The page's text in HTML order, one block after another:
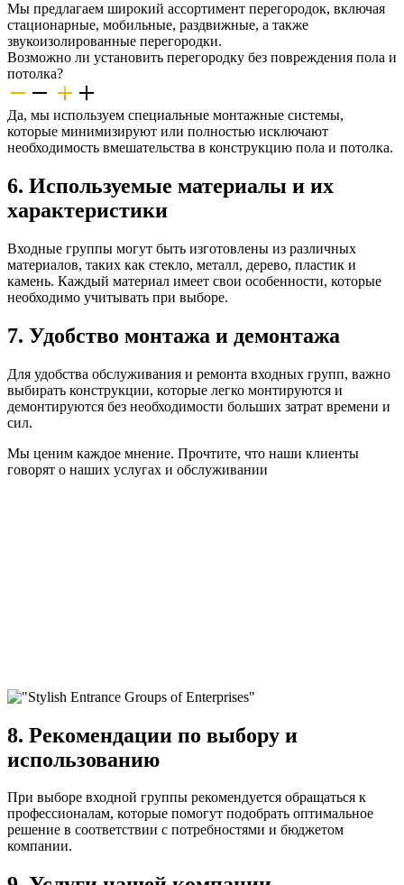
Мы предлагаем широкий ассортимент перегородок, включая
стационарные, мобильные, раздвижные, а также
звукоизолированные перегородки.
Возможно ли установить перегородку без повреждения пола и
потолка?
Да, мы используем специальные монтажные системы,
которые минимизируют или полностью исключают
необходимость вмешательства в конструкцию пола и потолка.
6. Используемые материалы и их
характеристики
Входные группы могут быть изготовлены из различных
материалов, таких как стекло, металл, дерево, пластик и
камень. Каждый материал имеет свои особенности, которые
необходимо учитывать при выборе.
7. Удобство монтажа и демонтажа
Для удобства обслуживания и ремонта входных групп, важно
выбирать конструкции, которые легко монтируются и
демонтируются без необходимости больших затрат времени и
сил.
Мы ценим каждое мнение. Прочтите, что наши клиенты
говорят о наших услугах и обслуживании
8. Рекомендации по выбору и
использованию
При выборе входной группы рекомендуется обращаться к
профессионалам, которые помогут подобрать оптимальное
решение в соответствии с потребностями и бюджетом
компании.